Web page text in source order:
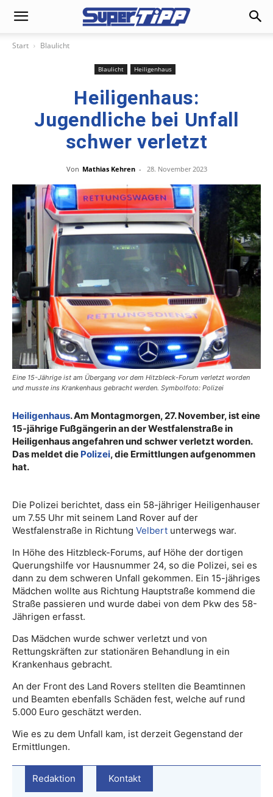
Start Blaulicht
Blaulicht Heiligenhaus
Heiligenhaus:
Jugendliche bei Unfall
schwer verletzt
Von Mathias Kehren - 28. November 2023
Eine 15-Jährige ist am Übergang vor dem Hitzbleck-Forum verletzt worden
und musste ins Krankenhaus gebracht werden. Symbolfoto: Polizei
Heiligenhaus. Am Montagmorgen, 27. November, ist eine
15-jährige Fußgängerin an der Westfalenstraße in
Heiligenhaus angefahren und schwer verletzt worden.
Das meldet die Polizei, die Ermittlungen aufgenommen
hat.
Die Polizei berichtet, dass ein 58-jähriger Heiligenhauser
um 7.55 Uhr mit seinem Land Rover auf der
Westfalenstraße in Richtung Velbert unterwegs war.
In Höhe des Hitzbleck-Forums, auf Höhe der dortigen
Querungshilfe vor Hausnummer 24, so die Polizei, sei es
dann zu dem schweren Unfall gekommen. Ein 15-jähriges
Mädchen wollte aus Richtung Hauptstraße kommend die
Straße passieren und wurde dabei von dem Pkw des 58-
Jährigen erfasst.
Das Mädchen wurde schwer verletzt und von
Rettungskräften zur stationären Behandlung in ein
Krankenhaus gebracht.
An der Front des Land Rovers stellten die Beamtinnen
und Beamten ebenfalls Schäden fest, welche auf rund
5.000 Euro geschätzt werden.
Wie es zu dem Unfall kam, ist derzeit Gegenstand der
Ermittlungen.
Redaktion Kontakt